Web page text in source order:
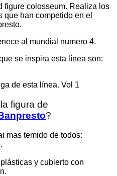
figure colosseum. Realiza los
que han competido en el
al mundial numero 4.
se inspira esta línea son:
de esta línea. Vol 1
figura de
?
mas temido de todos:
y cubierto con